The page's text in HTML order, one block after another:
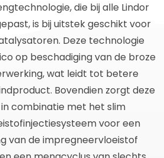
die bij alle Lindor
is bij uitstek geschikt voor
Deze technologie
op beschadiging van de broze
wat leidt tot betere
Bovendien zorgt deze
combinatie met het slim
voor een
van de impregneervloeistof